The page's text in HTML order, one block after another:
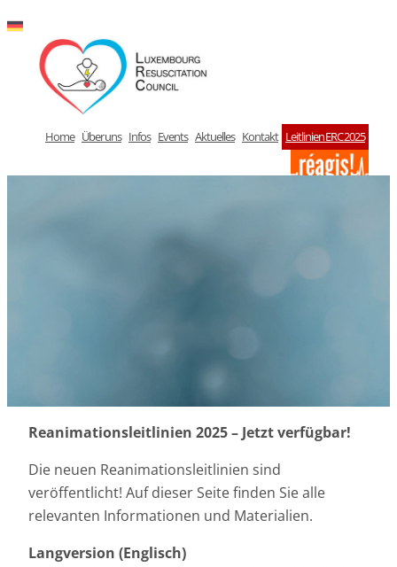
Zum
springen
Home Über uns Infos Events Aktuelles Kontakt Leitlinien ERC 2025
Reanimationsleitlinien 2025 – Jetzt verfügbar!
Die neuen Reanimationsleitlinien sind
veröffentlicht! Auf dieser Seite finden Sie alle
relevanten Informationen und Materialien.
Langversion (Englisch)